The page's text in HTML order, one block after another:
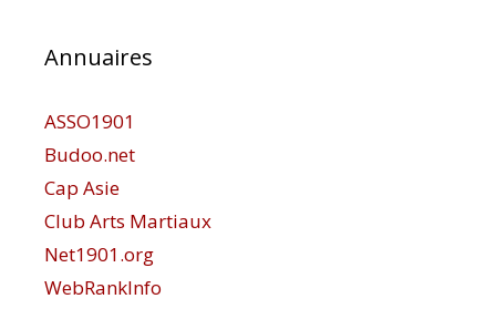
Annuaires
ASSO1901
Budoo.net
Cap Asie
Club Arts Martiaux
Net1901.org
WebRankInfo